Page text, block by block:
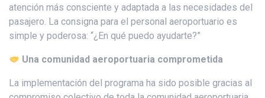
atención más consciente y adaptada a las necesidades del
pasajero. La consigna para el personal aeroportuario es
simple y poderosa: “¿En qué puedo ayudarte?”
Una comunidad aeroportuaria comprometida
La implementación del programa ha sido posible gracias al